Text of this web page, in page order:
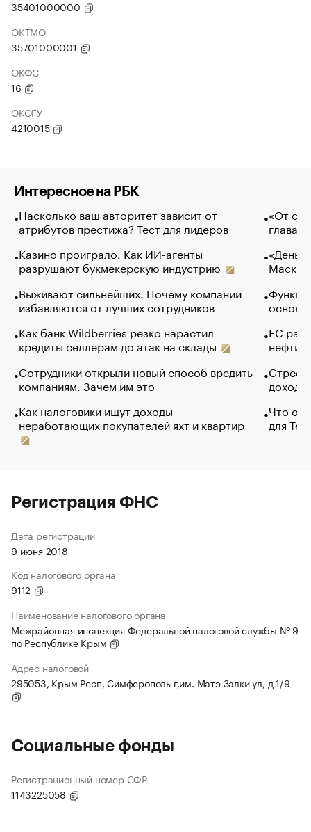
35401000000
ОКТМО
35701000001
ОКФС
16
ОКОГУ
4210015
Интересное на РБК
Насколько ваш авторитет зависит от
атрибутов престижа? Тест для лидеров
Казино проиграло. Как ИИ-агенты
разрушают букмекерскую индустрию
Выживают сильнейших. Почему компании
избавляются от лучших сотрудников
Как банк Wildberries резко нарастил
кредиты селлерам до атак на склады
Сотрудники открыли новый способ вредить
компаниям. Зачем им это
Как налоговики ищут доходы
неработающих покупателей яхт и квартир
«От
глава
Маск в
основ
ЕС
нефти
Что
для
Регистрация ФНС
Дата регистрации
9 июня 2018
Код налогового органа
9112
Наименование налогового органа
Межрайонная инспекция Федеральной налоговой службы № 9
по Республике Крым
Адрес налоговой
295053, Крым Респ, Симферополь г,им. Матэ Залки ул, д 1/9
Социальные фонды
Регистрационный номер СФР
1143225058